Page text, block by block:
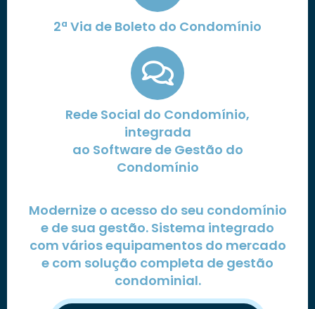
2ª Via de Boleto do Condomínio
Rede Social do Condomínio,
integrada
ao Software de Gestão do
Condomínio
Modernize o acesso do seu condomínio
e de sua gestão. Sistema integrado
com vários equipamentos do mercado
e com solução completa de gestão
condominial.